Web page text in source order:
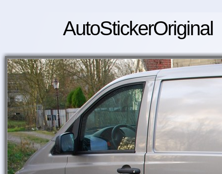
AutoStickerOriginal